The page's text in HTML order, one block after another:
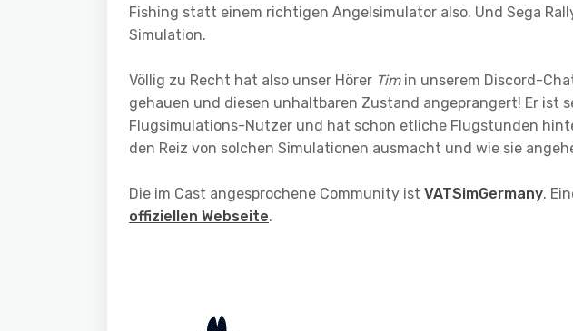
Fishing statt einem richtigen Angelsimulator also. Und Sega
Simulation.
Völlig zu Recht hat also unser Hörer Timin unserem Discord-
gehauen und diesen unhaltbaren Zustand angeprangert! Er ist
Flugsimulations-Nutzer und hat schon etliche Flugstunden
den Reiz von solchen Simulationen ausmacht und wie sie
Die im Cast angesprochene Community ist VATSimGermany.
offiziellen Webseite.